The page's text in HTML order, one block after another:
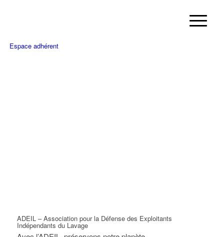
Espace adhérent
ADEIL – Association pour la Défense des Exploitants
Indépendants du Lavage